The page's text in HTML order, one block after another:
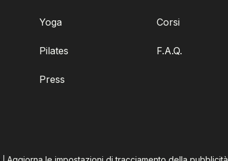
Yoga
Pilates
Press
Corsi
F.A.Q.